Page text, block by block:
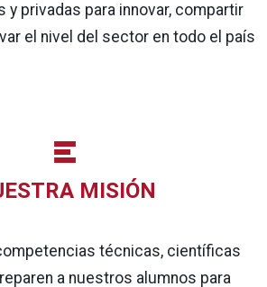
y privadas para innovar, compartir
el nivel del sector en todo el país
MISIÓN
técnicas, científicas
a nuestros alumnos para